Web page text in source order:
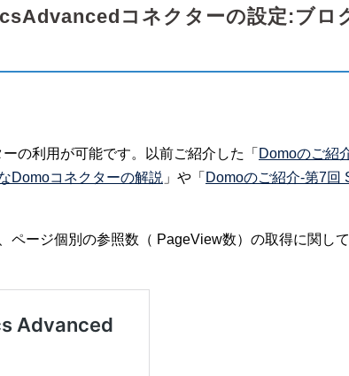
コネクターの設定:ブロ
の利用が可能です。以前ご紹介した「 Domoのご紹
Domoコネクターの解説 」や「 Domoのご紹介-第7回
ページ個別の参照数（ PageView数）の取得に関し